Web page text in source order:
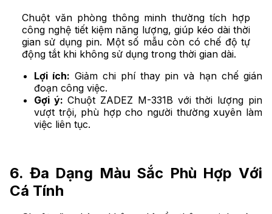
Chuột văn phòng thông minh thường tích hợp
công nghệ tiết kiệm năng lượng, giúp kéo dài thời
gian sử dụng pin. Một số mẫu còn có chế độ tự
động tắt khi không sử dụng trong thời gian dài.
Lợi ích: Giảm chi phí thay pin và hạn chế gián
đoạn công việc.
Gợi ý: Chuột ZADEZ M-331B với thời lượng pin
vượt trội, phù hợp cho người thường xuyên làm
việc liên tục.
6. Đa Dạng Màu Sắc Phù Hợp Với
Cá Tính